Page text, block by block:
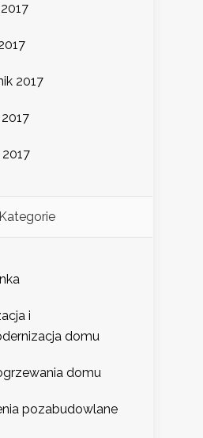
2017
Kategorie
i
domu
domu
pozabudowlane